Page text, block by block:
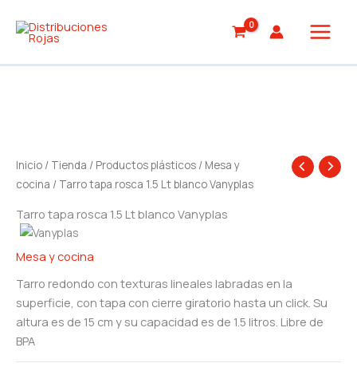
contenido
Inicio / Tienda / Productos plásticos / Mesa y
cocina / Tarro tapa rosca 1.5 Lt blanco Vanyplas
Tarro tapa rosca 1.5 Lt blanco Vanyplas
Mesa y cocina
Tarro redondo con texturas lineales labradas en la
superficie, con tapa con cierre giratorio hasta un click. Su
altura es de 15 cm y su capacidad es de 1.5 litros. Libre de
BPA